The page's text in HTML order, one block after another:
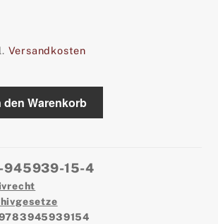
Versandkosten
den Warenkorb
15-4